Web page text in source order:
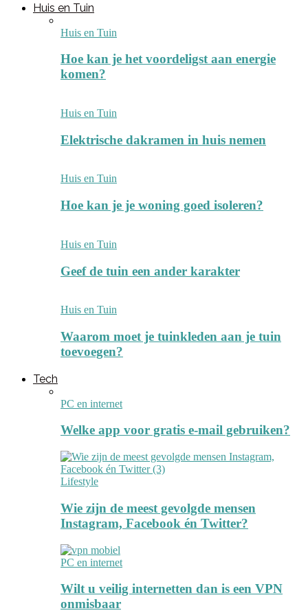
Huis en Tuin
Huis en Tuin
Hoe kan je het voordeligst aan energie
komen?
Huis en Tuin
Elektrische dakramen in huis nemen
Huis en Tuin
Hoe kan je je woning goed isoleren?
Huis en Tuin
Geef de tuin een ander karakter
Huis en Tuin
Waarom moet je tuinkleden aan je tuin
toevoegen?
Tech
PC en internet
Welke app voor gratis e-mail gebruiken?
Lifestyle
Wie zijn de meest gevolgde mensen
Instagram, Facebook én Twitter?
PC en internet
Wilt u veilig internetten dan is een VPN
onmisbaar